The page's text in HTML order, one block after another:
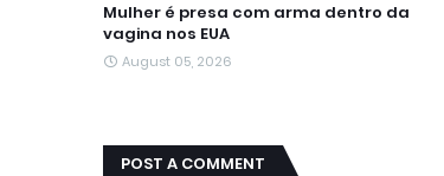
Mulher é presa com arma dentro da
vagina nos EUA
August 05, 2026
POST A COMMENT